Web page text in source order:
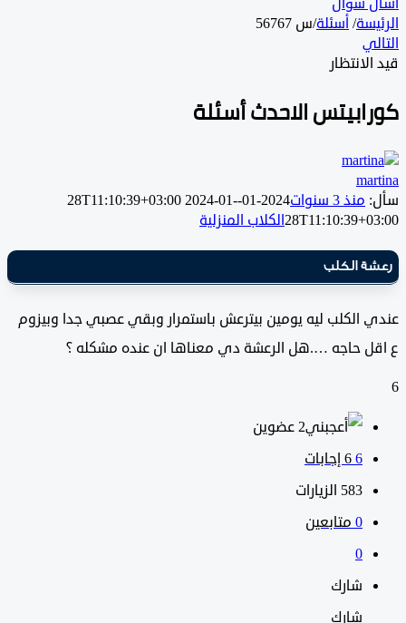
سؤال
/ أسئلة/س 56767
الاحدث أسئلة
منذ 3 سنوات 2024-01-28T11:10:39+03:00
2024-01-
الكلاب المنزلية
الكلب
الكلب ليه يومين بيترعش باستمرار وبقي عصبي جدا وبيزوم
حاجه ….هل الرعشة دي معناها ان عنده مشكله ؟
‫2 عضوين
583 الزيارات
متابعين
شارك